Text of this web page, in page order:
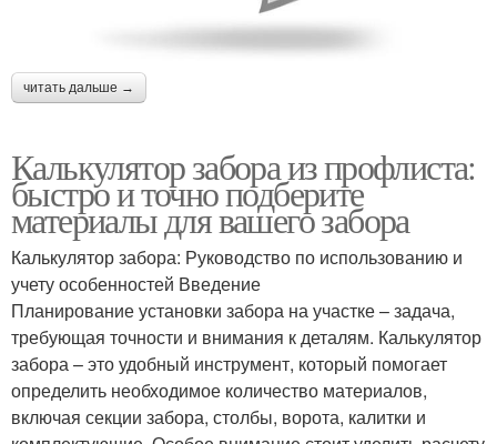
читать дальше →
Калькулятор забора из профлиста:
быстро и точно подберите
материалы для вашего забора
Калькулятор забора: Руководство по использованию и
учету особенностей Введение
Планирование установки забора на участке – задача,
требующая точности и внимания к деталям. Калькулятор
забора – это удобный инструмент, который помогает
определить необходимое количество материалов,
включая секции забора, столбы, ворота, калитки и